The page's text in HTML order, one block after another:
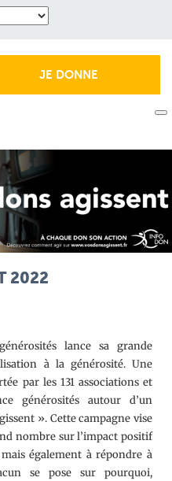
JE DONNE
2022
lance sa grande
à la générosité. Une
par les 131 associations et
générosités autour d’un
». Cette campagne vise
nombre sur l’impact positif
également à répondre à
se pose sur pourquoi,